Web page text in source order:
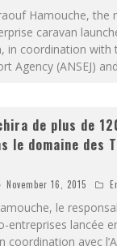
Hamouche, the
caravan
in coordination with
Agency (ANSEJ)
de plus de
le domaine des
November 16, 2015
le
entreprises lancée
coordination avec